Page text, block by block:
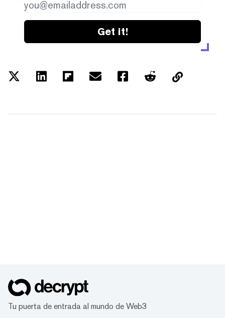
Get it!
Tu puerta de entrada al mundo de Web3